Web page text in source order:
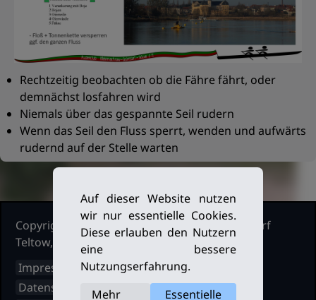
Rechtzeitig beobachten ob die Fähre fährt, oder
demnächst losfahren wird
Niemals über das gespannte Seil rudern
Wenn das Seil den Fluss sperrt, wenden und aufwärts
rudernd auf der Stelle warten
Copyright Ruderclub Kleinmachnow Stahnsdorf
Teltow, 2026. Alle Rechte vorbehalten.
Impressum
Datenschutz
Auf dieser Website nutzen
wir nur essentielle Cookies.
Diese erlauben den Nutzern
eine bessere
Nutzungserfahrung.
Mehr
Essentielle